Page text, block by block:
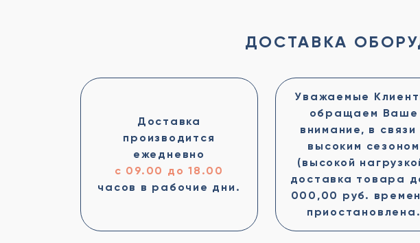
ДОСТАВКА
Доставка
производится
ежедневно
с 09.00 до 18.00
часов в рабочие дни.
Уважаемые
обращаем Ваше
внимание, в связи
высоким сезоном
(высокой
доставка товара
000,00 руб.
приостановлена.